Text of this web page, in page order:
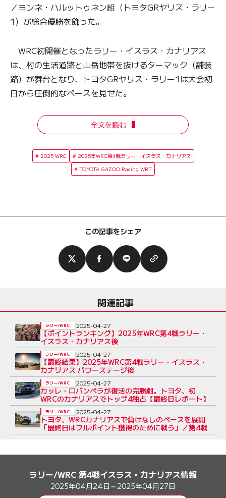
／ヨンネ・ハルットゥネン組（トヨタGRヤリス・ラリー
1）が総合優勝を飾った。
WRC初開催となったラリー・イスラス・カナリアス
は、村の生活道路と山岳地帯を抜けるターマック（舗装
路）が舞台となり、トヨタGRヤリス・ラリー1は大会初
日から圧倒的なペースを見せた。
全文を読む
2025 WRC
2025年WRC第4戦ラリー・イスラス・カナリアス
TOYOTA GAZOO Racing WRT
この記事をシェア
関連記事
【ポイントランキング】2025年WRC第4戦ラリー・
イスラス・カナリアス後
ラリー/WRC 2025-04-27
【最終結果】2025年WRC第4戦ラリー・イスラス・
カナリアス パワーステージ後
ラリー/WRC 2025-04-27
カッレ・ロバンペラが復活の完勝劇。トヨタ、初
WRCのカナリアスでトップ4独占【最終日レポート】
ラリー/WRC 2025-04-27
トヨタ、WRCカナリアスで負けなしのペースを展開
「最終日はフルポイント獲得のために戦う」／第4戦
ラリー/WRC 2025-04-27
ラリー/WRC 第4戦イスラス・カナリアス情報
2025年04月24日～2025年04月27日